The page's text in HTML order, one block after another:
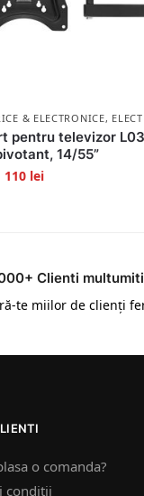
& ELECTRONICE,
pentru televizor
14/55”
110 lei
Clienti multumiti
te miilor de clienți
o comanda?
conditii